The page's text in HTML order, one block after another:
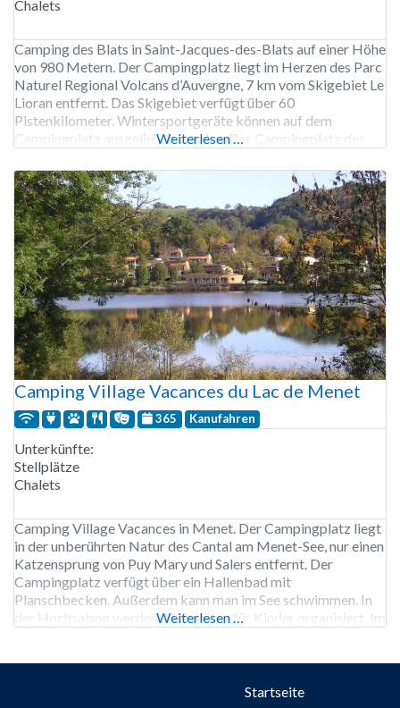
Chalets
Camping des Blats in Saint-Jacques-des-Blats auf einer Höhe
von 980 Metern. Der Campingplatz liegt im Herzen des Parc
Naturel Regional Volcans d’Auvergne, 7 km vom Skigebiet Le
Lioran entfernt. Das Skigebiet verfügt über 60
Pistenkilometer. Wintersportgeräte können auf dem
Campingplatz ausgeliehen werden. Der Campingplatz des
spielen kann. Außerdem können
Weiterlesen …
Camping Village Vacances du Lac de Menet
365 Kanufahren
Unterkünfte:
Stellplätze
Chalets
Camping Village Vacances in Menet. Der Campingplatz liegt
in der unberührten Natur des Cantal am Menet-See, nur einen
Katzensprung von Puy Mary und Salers entfernt. Der
Campingplatz verfügt über ein Hallenbad mit
Planschbecken. Außerdem kann man im See schwimmen. In
der Hochsaison werden Aktivitäten für Kinder organisiert. Im
Weiterlesen …
Startseite